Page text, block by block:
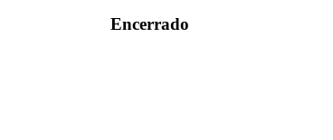
Encerrado